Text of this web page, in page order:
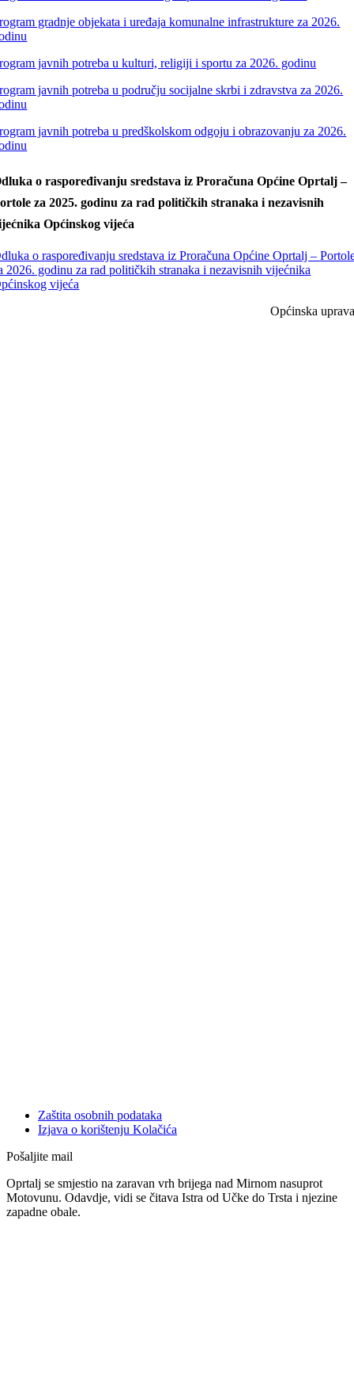
gradnje objekata i uređaja komunalne infrastrukture za 2026.
javnih potreba u kulturi, religiji i sportu za 2026. godinu
javnih potreba u području socijalne skrbi i zdravstva za 2026.
javnih potreba u predškolskom odgoju i obrazovanju za 2026.
o raspoređivanju sredstava iz Proračuna Općine Oprtalj –
za 2025. godinu za rad političkih stranaka i nezavisnih
Općinskog vijeća
o raspoređivanju sredstava iz Proračuna Općine Oprtalj –
2026. godinu za rad političkih stranaka i nezavisnih vijećnika
vijeća
Općinska uprava
Zaštita osobnih podataka
Izjava o korištenju Kolačića
Pošaljite mail
Oprtalj se smjestio na zaravan vrh brijega nad Mirnom nasuprot
Motovunu. Odavdje, vidi se čitava Istra od Učke do Trsta i njezine
zapadne obale.